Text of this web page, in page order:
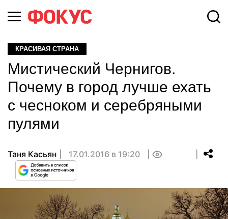
КРАСИВАЯ СТРАНА
Мистический Чернигов.
Почему в город лучше ехать
с чесноком и серебряными
пулями
Таня Касьян 17.01.2016 в 19:20